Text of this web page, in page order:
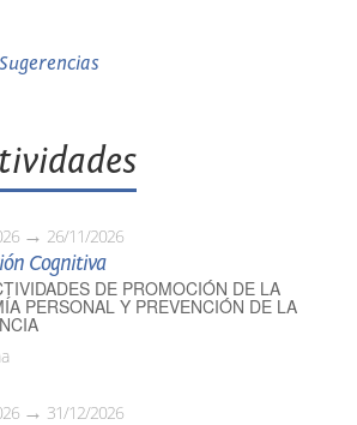
26/11/2026
Cognitiva
DE PROMOCIÓN DE LA
PERSONAL Y PREVENCIÓN DE LA
31/12/2026